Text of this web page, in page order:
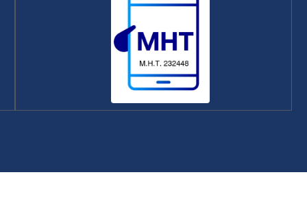
15 Μαΐου 2026
Eurovision 2026: Εξασφάλισε η Κύπρος και η
Αντιγόνη με το «Jalla» το εισιτήριο για το
μεγάλο τελικό – Οι 10 χώρες που προκρίθηκαν ​
15 Μαΐου 2026
Μουντιάλ 2026: Με εκπλήξεις η αποστολή της
Γαλλίας που ανακοίνωσε ο Ντεσάμπ – Εκτός ο
Κολό-Μουανί και ο Καμαβινγκά ​